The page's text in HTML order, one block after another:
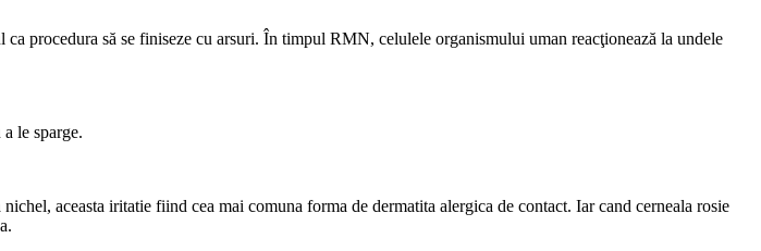
procedura să se finiseze cu arsuri. În timpul RMN, celulele organismului uman reacţionează la undele
le sparge.
aceasta iritatie fiind cea mai comuna forma de dermatita alergica de contact. Iar cand cerneala rosie